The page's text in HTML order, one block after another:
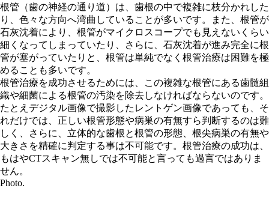
根管（歯の神経の通り道）は、歯根の中で複雑に枝分かれした
り、色々な方向へ湾曲していることが多いです。また、根管が
石灰沈着により、根管がマイクロスコープでも見えないくらい
細くなってしまっていたり、さらに、石灰沈着が進み完全に根
管が塞がっていたりと、根管は単純でなく根管治療は困難を極
めることも多いです。
根管治療を成功させるためには、この複雑な根管にある歯髄組
織や細菌による根管の汚染を除去しなければならないのです。
たとえデジタル画像で撮影したレントゲン画像であっても、そ
れだけでは、正しい根管形態や病巣の有無すら判断するのは難
しく、さらに、立体的な歯根と根管の形態、根尖病巣の有無や
大きさを精確に判定する事は不可能です。根管治療の成功は、
もはやCTスキャン無しでは不可能と言っても過言ではありま
せん。
Photo.